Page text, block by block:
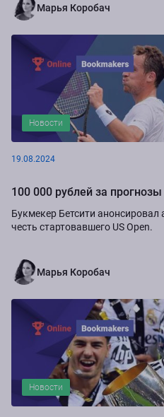
Марья Коробач
Новости
19.08.2024
100 000 рублей за
Букмекер Бетсити анонсировал
честь стартовавшего US Open.
Марья Коробач
Новости